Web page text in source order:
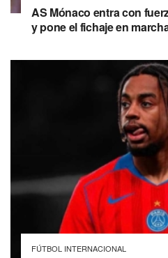
AS Mónaco entra con
y pone el fichaje en
FÚTBOL INTERNACIONAL